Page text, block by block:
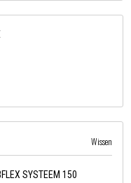
Wissen
SYSTEEM 150